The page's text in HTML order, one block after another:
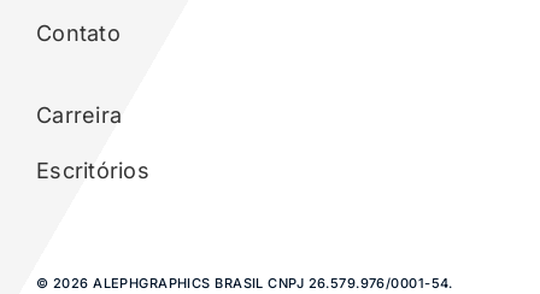
Contato
Carreira
Escritórios
© 2026 ALEPHGRAPHICS BRASIL CNPJ 26.579.976/0001-54.